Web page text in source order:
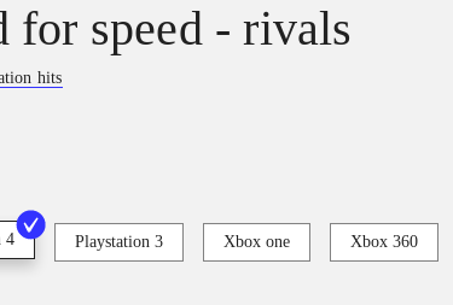
for speed - rivals
hits
4 Playstation 3 Xbox one Xbox 360